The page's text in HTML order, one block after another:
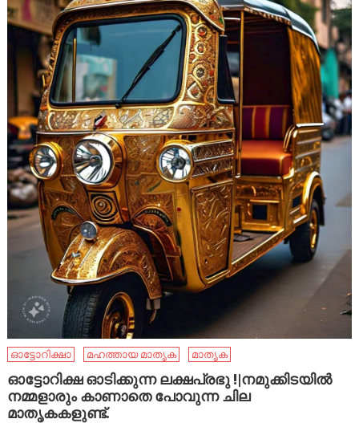
ഓട്ടോറിക്ഷാ മഹത്തായ മാതൃക മാതൃക
ഓട്ടോറിക്ഷ ഓടിക്കുന്ന ലക്ഷപ്രഭു !|നമുക്കിടയിൽ
നമ്മളാരും കാണാതെ പോവുന്ന ചില
മാതൃകകളുണ്ട്.